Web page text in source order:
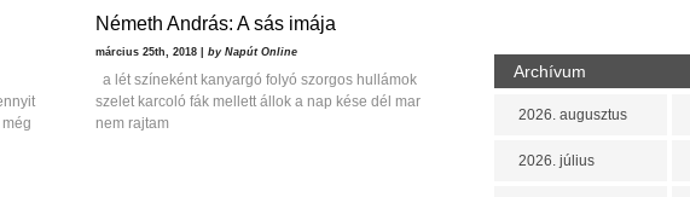
Németh András: A sás imája
március 25th, 2018 | by Napút Online
a lét színeként kanyargó folyó szorgos hullámok
szelet karcoló fák mellett állok a nap kése dél mar
nem rajtam
Archívum
2026. augusztus
2026. július